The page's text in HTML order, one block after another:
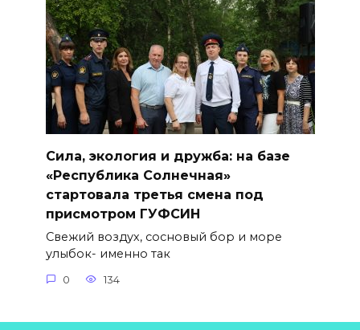
Сила, экология и дружба: на базе
«Республика Солнечная»
стартовала третья смена под
присмотром ГУФСИН
Свежий воздух, сосновый бор и море
улыбок- именно так
0 134